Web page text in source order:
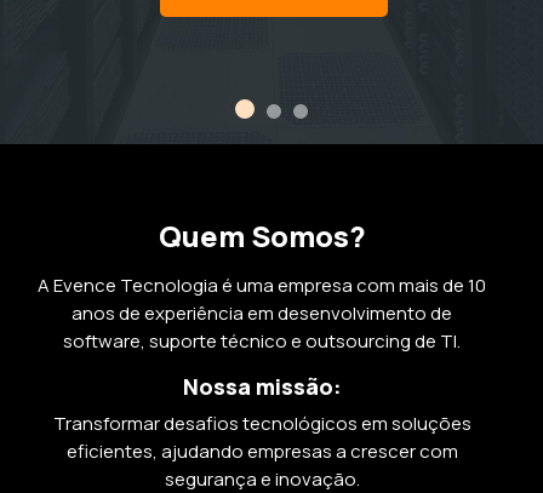
Quem Somos?
A Evence Tecnologia é uma empresa com mais de 10
anos de experiência em desenvolvimento de
software, suporte técnico e outsourcing de TI.
Nossa missão:
Transformar desafios tecnológicos em soluções
eficientes, ajudando empresas a crescer com
segurança e inovação.